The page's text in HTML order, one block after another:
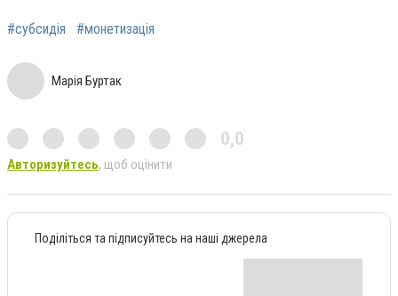
#субсидія #монетизація
Марія Буртак
0,0
Авторизуйтесь, щоб оцінити
Поділіться та підписуйтесь на наші джерела